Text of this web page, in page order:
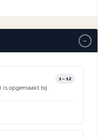
−
1–12
is opgemaakt bij